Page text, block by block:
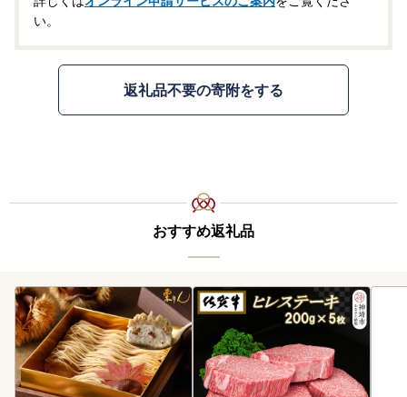
い。
返礼品不要の寄附をする
おすすめ返礼品